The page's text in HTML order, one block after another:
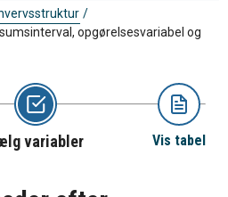
/
opgørelsesvariabel og
variabler Vis tabel